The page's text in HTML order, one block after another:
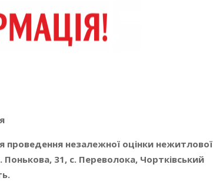
проведення незалежної оцінки нежитлової
31, с. Переволока, Чортківський